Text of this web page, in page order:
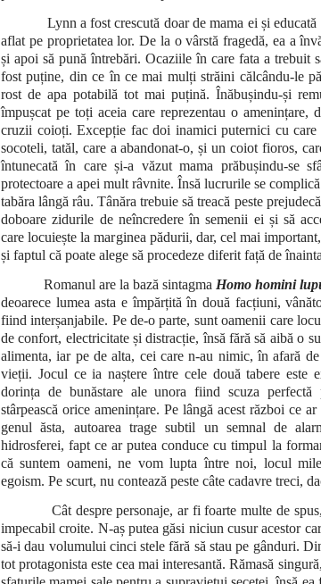
Lynn a fost crescută doar de mama ei și
aflat pe proprietatea lor. De la o vârstă fragedă, ea a
și apoi să pună întrebări. Ocaziile în care fata a trebuit
fost puține, din ce în ce mai mulți străini călcându-le
rost de apa potabilă tot mai puțină. Înăbușindu-și
împușcat pe toți aceia care reprezentau o amenințare,
cruzii coioți. Excepție fac doi inamici puternici cu care
socoteli, tatăl, care a abandonat-o, și un coiot fioros,
întunecată în care și-a văzut mama prăbușindu-se
protectoare a apei mult râvnite. Însă lucrurile se
tabăra lângă râu. Tânăra trebuie să treacă peste
doboare zidurile de neîncredere în semenii ei și să
care locuiește la marginea pădurii, dar, cel mai
și faptul că poate alege să procedeze diferit față de
Romanul are la bază sintagma Homo homini
deoarece lumea asta e împărțită în două facțiuni,
fiind interșanjabile. Pe de-o parte, sunt oamenii care
de confort, electricitate și distracție, însă fără să aibă o
alimenta, iar pe de alta, cei care n-au nimic, în afară
vieții. Jocul ce ia naștere între cele două tabere este
dorința de bunăstare ale unora fiind scuza perfectă
stârpească orice amenințare. Pe lângă acest război ce
genul ăsta, autoarea trage subtil un semnal de
hidrosferei, fapt ce ar putea conduce cu timpul la
că suntem oameni, ne vom lupta între noi, locul
egoism. Pe scurt, nu contează peste câte cadavre treci,
Cât despre personaje, ar fi foarte multe de
impecabil croite. N-aș putea găsi niciun cusur acestor
să-i dau volumului cinci stele fără să stau pe gânduri.
tot protagonista este cea mai interesantă. Rămasă